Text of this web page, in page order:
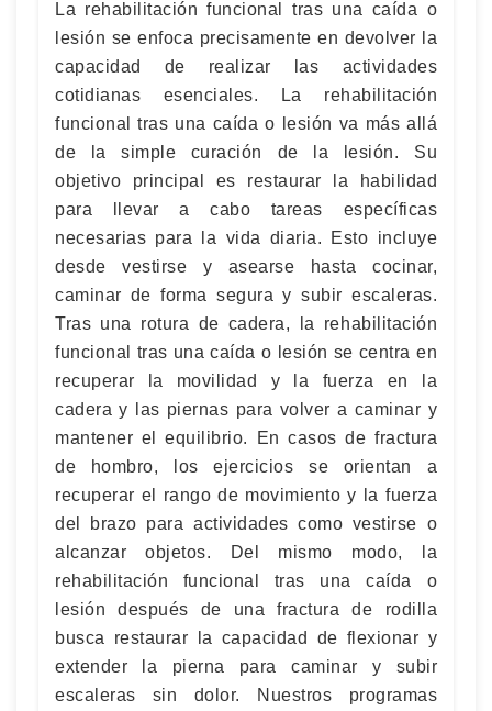
La rehabilitación funcional tras una caída o
lesión se enfoca precisamente en devolver la
capacidad de realizar las actividades
cotidianas esenciales. La rehabilitación
funcional tras una caída o lesión va más allá
de la simple curación de la lesión. Su
objetivo principal es restaurar la habilidad
para llevar a cabo tareas específicas
necesarias para la vida diaria. Esto incluye
desde vestirse y asearse hasta cocinar,
caminar de forma segura y subir escaleras.
Tras una rotura de cadera, la rehabilitación
funcional tras una caída o lesión se centra en
recuperar la movilidad y la fuerza en la
cadera y las piernas para volver a caminar y
mantener el equilibrio. En casos de fractura
de hombro, los ejercicios se orientan a
recuperar el rango de movimiento y la fuerza
del brazo para actividades como vestirse o
alcanzar objetos. Del mismo modo, la
rehabilitación funcional tras una caída o
lesión después de una fractura de rodilla
busca restaurar la capacidad de flexionar y
extender la pierna para caminar y subir
escaleras sin dolor. Nuestros programas